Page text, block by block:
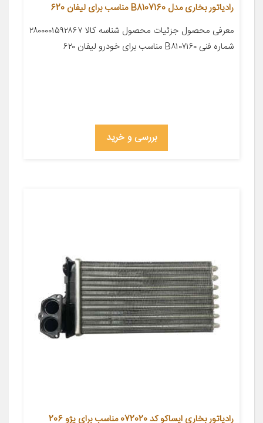
رادیاتور بخاری مدل B8107160 مناسب برای لیفان 620
معرفی محصول جزئیات محصول شناسه کالا ۲۸۰۰۰۰۱۵۹۲۸۶۷
شماره فنی B۸۱۰۷۱۶۰ مناسب برای خودرو لیفان ۶۲۰
بررسی و خرید
رادیاتور بخاری ایساکو کد 072020 مناسب برای پژو 206